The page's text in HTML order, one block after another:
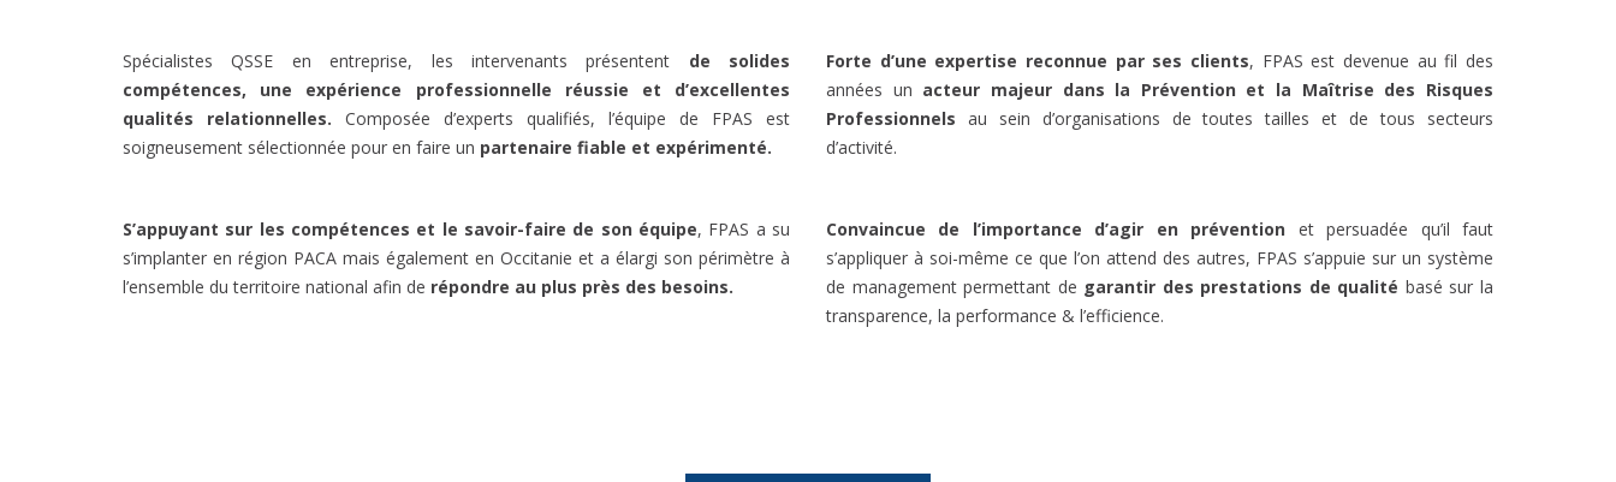
Spécialistes QSSE en entreprise, les intervenants présentent de solides
compétences, une expérience professionnelle réussie et d’excellentes
qualités relationnelles. Composée d’experts qualifiés, l’équipe de FPAS est
soigneusement sélectionnée pour en faire un partenaire fiable et expérimenté.
S’appuyant sur les compétences et le savoir-faire de son équipe, FPAS a su
s’implanter en région PACA mais également en Occitanie et a élargi son périmètre à
l’ensemble du territoire national afin de répondre au plus près des besoins.
Forte d’une expertise reconnue par ses clients, FPAS est devenue au fil des
années un acteur majeur dans la Prévention et la Maîtrise des Risques
Professionnels au sein d’organisations de toutes tailles et de tous secteurs
d’activité.
Convaincue de l’importance d’agir en prévention et persuadée qu’il faut
s’appliquer à soi-même ce que l’on attend des autres, FPAS s’appuie sur un système
de management permettant de garantir des prestations de qualité basé sur la
transparence, la performance & l’efficience.